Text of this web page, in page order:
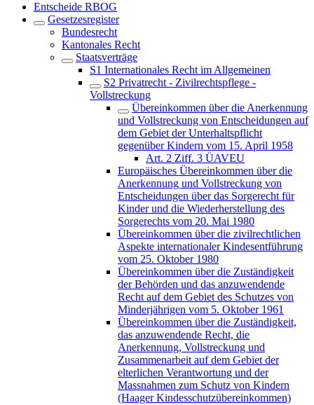
Entscheide RBOG
Gesetzesregister
Bundesrecht
Kantonales Recht
Staatsverträge
S1 Internationales Recht im Allgemeinen
S2 Privatrecht - Zivilrechtspflege -
Vollstreckung
Übereinkommen über die Anerkennung
und Vollstreckung von Entscheidungen auf
dem Gebiet der Unterhaltspflicht
gegenüber Kindern vom 15. April 1958
Art. 2 Ziff. 3 ÜAVEU
Europäisches Übereinkommen über die
Anerkennung und Vollstreckung von
Entscheidungen über das Sorgerecht für
Kinder und die Wiederherstellung des
Sorgerechts vom 20. Mai 1980
Übereinkommen über die zivilrechtlichen
Aspekte internationaler Kindesentführung
vom 25. Oktober 1980
Übereinkommen über die Zuständigkeit
der Behörden und das anzuwendende
Recht auf dem Gebiet des Schutzes von
Minderjährigen vom 5. Oktober 1961
Übereinkommen über die Zuständigkeit,
das anzuwendende Recht, die
Anerkennung, Vollstreckung und
Zusammenarbeit auf dem Gebiet der
elterlichen Verantwortung und der
Massnahmen zum Schutz von Kindern
(Haager Kindesschutzübereinkommen)